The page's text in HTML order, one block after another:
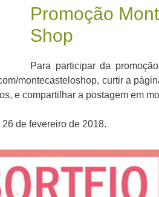
Promoção
Shop
Para participar da
montecasteloshop, curtir a
e compartilhar a postagem em
de fevereiro de 2018.